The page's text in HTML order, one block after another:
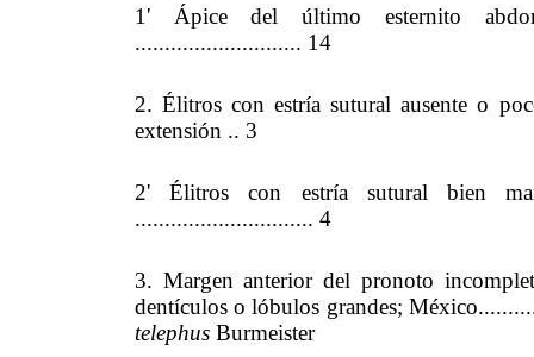
1' Ápice del último esternito
............................ 14
2. Élitros con estría sutural ausente o
extensión .. 3
2' Élitros con estría sutural bien
.............................. 4
3. Margen anterior del pronoto
dentículos o lóbulos grandes;
telephus Burmeister